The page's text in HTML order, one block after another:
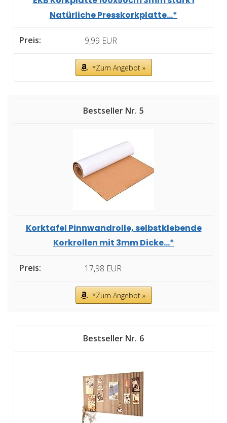
Natürliche Presskorkplatte...*
9,99 EUR
*Zum Angebot »
5
Korktafel Pinnwandrolle, selbstklebende
Korkrollen mit 3mm Dicke...*
17,98 EUR
*Zum Angebot »
6